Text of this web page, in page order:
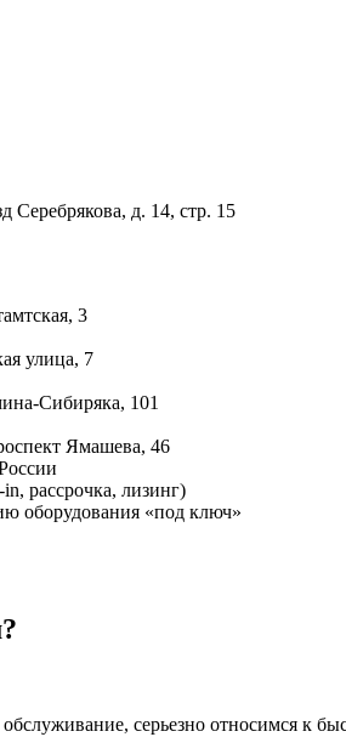
Серебрякова, д. 14, стр. 15
3
улица, 7
Сибиряка, 101
Ямашева, 46
рассрочка, лизинг)
оборудования «под ключ»
серьезно относимся к